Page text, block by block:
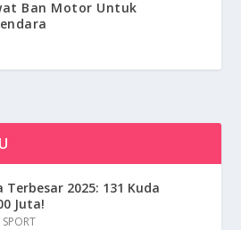
Ban Motor Untuk
Terbesar 2025: 131 Kuda
Juta!
SPORT